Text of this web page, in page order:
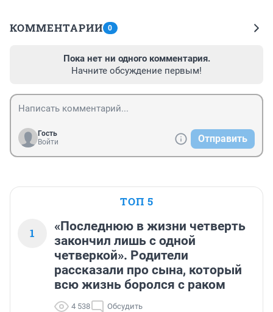
КОММЕНТАРИИ 0
Пока нет ни одного комментария.
Начните обсуждение первым!
Гость
Войти
Отправить
ТОП 5
1
«Последнюю в жизни четверть
закончил лишь с одной
четверкой». Родители
рассказали про сына, который
всю жизнь боролся с раком
4 538 Обсудить